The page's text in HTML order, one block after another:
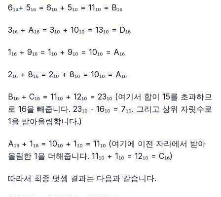
6₁₆+ 5₁₆ = 6₁₀ + 5₁₀ = 11₁₀ = B₁₆
3₁₆ + A₁₆ = 3₁₀ + 10₁₀ = 13₁₀ = D₁₆
1₁₆ + 9₁₆ = 1₁₀ + 9₁₀ = 10₁₀ = A₁₆
2₁₆ + 8₁₆ = 2₁₀ + 8₁₀ = 10₁₀ = A₁₆
B₁₆ + C₁₆ = 11₁₀ + 12₁₀ = 23₁₀ (여기서 합이 15를 초과하므
로 16을 빼줍니다. 23₁₀ - 16₁₀ = 7₁₀. 그리고 상위 자릿수로
1을 받아올림합니다.)
A₁₆ + 1₁₆ = 10₁₀ + 1₁₀ = 11₁₀ (여기에 이전 자리에서 받아
올림한 1을 더해줍니다. 11₁₀ + 1₁₀ = 12₁₀ = C₁₆)
따라서 최종 덧셈 결과는 다음과 같습니다.